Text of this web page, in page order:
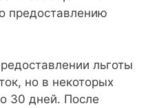
предоставлению
льготы
но в некоторых
30 дней. После